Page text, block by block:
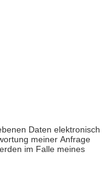
Daten elektronisch
meiner Anfrage
im Falle meines